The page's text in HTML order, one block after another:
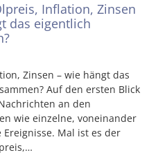
Inflation, Zinsen
das eigentlich
Zinsen – wie hängt das
Auf den ersten Blick
an den
wie einzelne, voneinander
Ereignisse. Mal ist es der